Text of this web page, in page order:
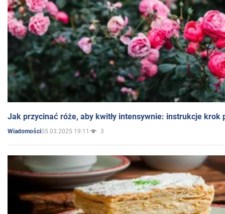
Jak przycinać róże, aby kwitły intensywnie: instrukcje krok
Wiadomości05.03.2025 19:11 3